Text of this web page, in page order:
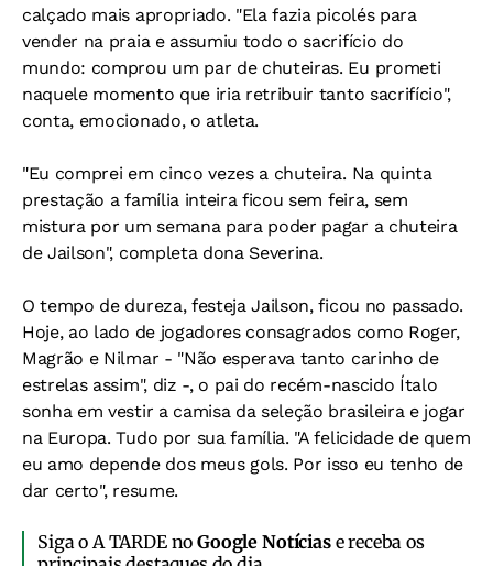
calçado mais apropriado. "Ela fazia picolés para
vender na praia e assumiu todo o sacrifício do
mundo: comprou um par de chuteiras. Eu prometi
naquele momento que iria retribuir tanto sacrifício",
conta, emocionado, o atleta.
"Eu comprei em cinco vezes a chuteira. Na quinta
prestação a família inteira ficou sem feira, sem
mistura por um semana para poder pagar a chuteira
de Jailson", completa dona Severina.
O tempo de dureza, festeja Jailson, ficou no passado.
Hoje, ao lado de jogadores consagrados como Roger,
Magrão e Nilmar - "Não esperava tanto carinho de
estrelas assim", diz -, o pai do recém-nascido Ítalo
sonha em vestir a camisa da seleção brasileira e jogar
na Europa. Tudo por sua família. "A felicidade de quem
eu amo depende dos meus gols. Por isso eu tenho de
dar certo", resume.
Siga o A TARDE noGoogle Notíciase receba os